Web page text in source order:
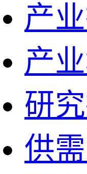
产
产
研
供